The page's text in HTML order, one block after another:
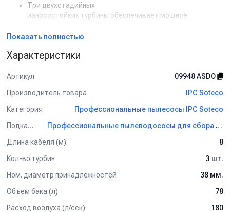
Три двухстадийных
износостойких турбины обеспечивает мощное
Бак из нержавеющей стали дает повышенный уровень
Защитный кожух обеспечивает сохранность колес и бака
сбора мусора (при использовании аппарата для сухой
В стандартной комплектации фильтр-корзина
Богатая комплектация
Комплектация:
Гибкий всасывающий шланг, длина 2,5 м. - 1шт.
Соединительное колено - 1шт.
Удлинительная трубка алюминий/пластик, 2х0,5 м. - 2 шт.
Насадка для сбора воды/жидкой грязи, рабочая ширина
400 мм. -1 шт.
Показать полностью
Характеристики
Артикул
09948 ASDO
Производитель товара
IPC Soteco
Категория
Профессиональные пылесосы IPC Soteco
Подкатегория
Профессиональные пылеводососы для сбора сухой и жидкой грязи IPC Soteco
Длина кабеля (м)
8
Кол-во турбин
3 шт.
Ном. диаметр принадлежностей
38 мм.
Объем бака (л)
78
Расход воздуха (л/сек)
180